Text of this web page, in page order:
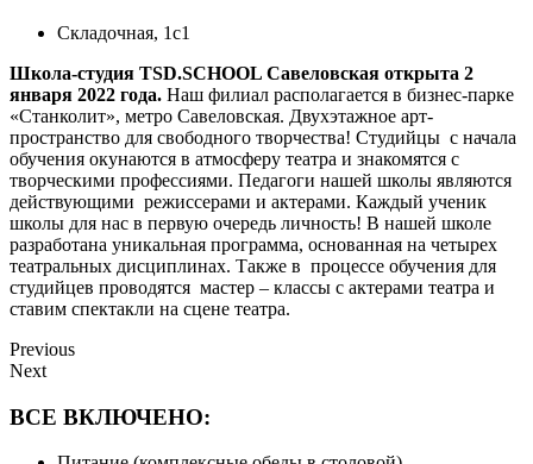
Складочная, 1с1
Школа-студия TSD.SCHOOL Савеловская открыта 2
января 2022 года. Наш филиал располагается в бизнес-парке
«Станколит», метро Савеловская. Двухэтажное арт-
пространство для свободного творчества! Студийцы с начала
обучения окунаются в атмосферу театра и знакомятся с
творческими профессиями. Педагоги нашей школы являются
действующими режиссерами и актерами. Каждый ученик
школы для нас в первую очередь личность! В нашей школе
разработана уникальная программа, основанная на четырех
театральных дисциплинах. Также в процессе обучения для
студийцев проводятся мастер – классы с актерами театра и
ставим спектакли на сцене театра.
Previous
Next
ВСЕ ВКЛЮЧЕНО: